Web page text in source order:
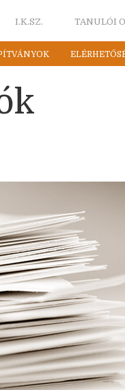
I.K.SZ. TANULÓI